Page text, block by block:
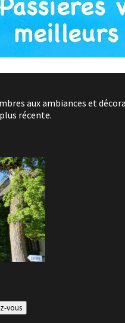
aux ambiances et
récente.